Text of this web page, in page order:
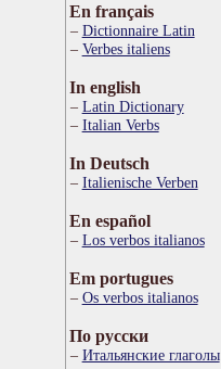
En français
Dictionnaire Latin
Verbes italiens
In english
Latin Dictionary
Italian Verbs
In Deutsch
Italienische Verben
En español
Los verbos italianos
Em portugues
Os verbos italianos
По русски
Итальянские глаголы